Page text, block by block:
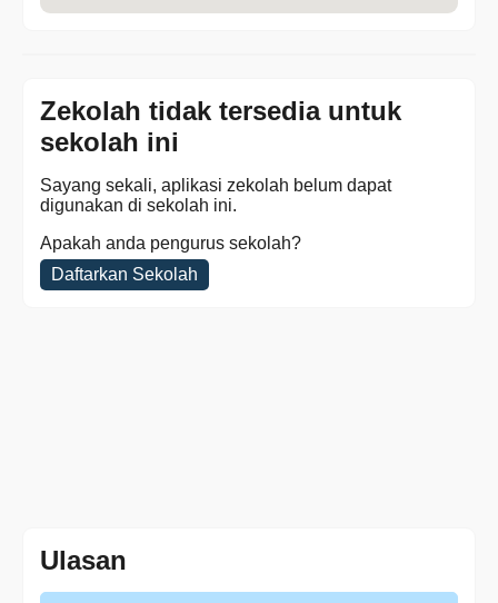
Zekolah tidak tersedia untuk
sekolah ini
Sayang sekali, aplikasi zekolah belum dapat
digunakan di sekolah ini.
Apakah anda pengurus sekolah?
Daftarkan Sekolah
Ulasan